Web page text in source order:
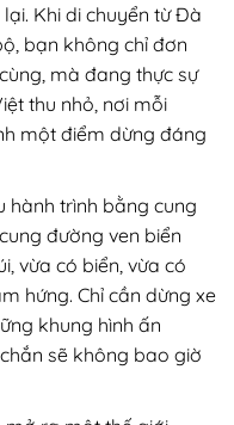
Khi di chuyển từ Đà
bạn không chỉ đơn
mà đang thực sự
thu nhỏ, nơi mỗi
một điểm dừng đáng
hành trình bằng cung
đường ven biển
vừa có biển, vừa có
hứng. Chỉ cần dừng xe
khung hình ấn
sẽ không bao giờ